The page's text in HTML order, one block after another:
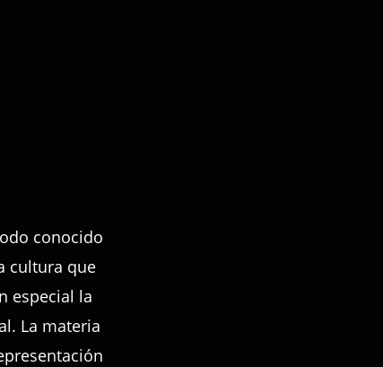
conocido
cultura que
especial la
La materia